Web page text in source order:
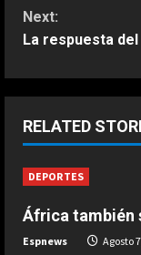
n
i
n
u
e
R
Next:
La respuesta
RELATED
DEPORTES
África también
Espnews Agosto